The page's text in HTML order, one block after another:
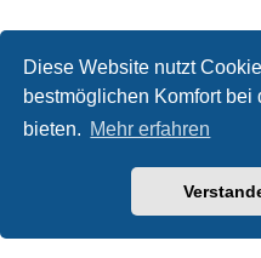
Diese Website nutzt
bestmöglichen Komfort bei
bieten. Mehr erfahren